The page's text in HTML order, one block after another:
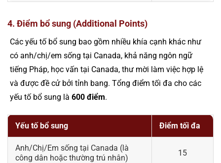
4. Điểm bổ sung (Additional Points)
Các yếu tố bổ sung bao gồm nhiều khía cạnh khác như
có anh/chị/em sống tại Canada, khả năng ngôn ngữ
tiếng Pháp, học vấn tại Canada, thư mời làm việc hợp lệ
và được đề cử bởi tỉnh bang. Tổng điểm tối đa cho các
yếu tố bổ sung là 600 điểm.
Yếu tố bổ sung Điểm tối đa
Anh/Chị/Em sống tại Canada (là
công dân hoặc thường trú nhân)
15